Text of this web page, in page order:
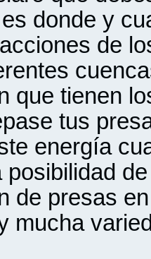
donde y
de
que tienen
tus
energía
posibilidad
de presas
mucha